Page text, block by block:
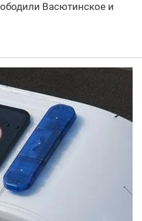
Васютинское и